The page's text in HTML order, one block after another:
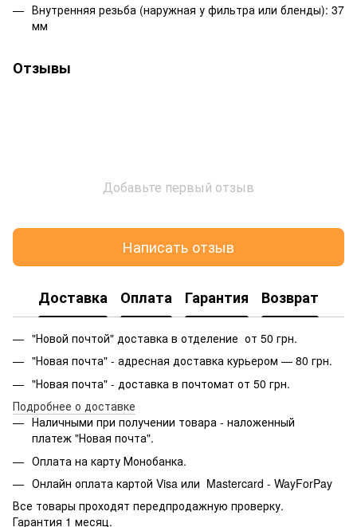
Внутренняя резьба (наружная у фильтра или бленды): 37
мм
Отзывы
Добавьте первый отзыв
Написать отзыв
Доставка Оплата Гарантия Возврат
"Новой почтой" доставка в отделение от 50 грн.
"Новая почта" - адресная доставка курьером — 80 грн.
"Новая почта" - доставка в почтомат от 50 грн.
Подробнее о доставке
Наличными при получении товара - наложенный
платеж "Новая почта".
Оплата на карту Монобанка.
Онлайн оплата картой Visa или Mastercard - WayForPay
Все товары проходят передпродажную проверку.
Гарантия 1 месяц.